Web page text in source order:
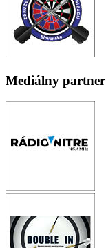
Mediálny partner